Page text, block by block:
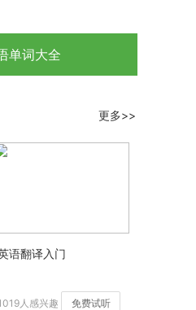
单词大全
更多>>
语翻译入门
人感兴趣 免费试听